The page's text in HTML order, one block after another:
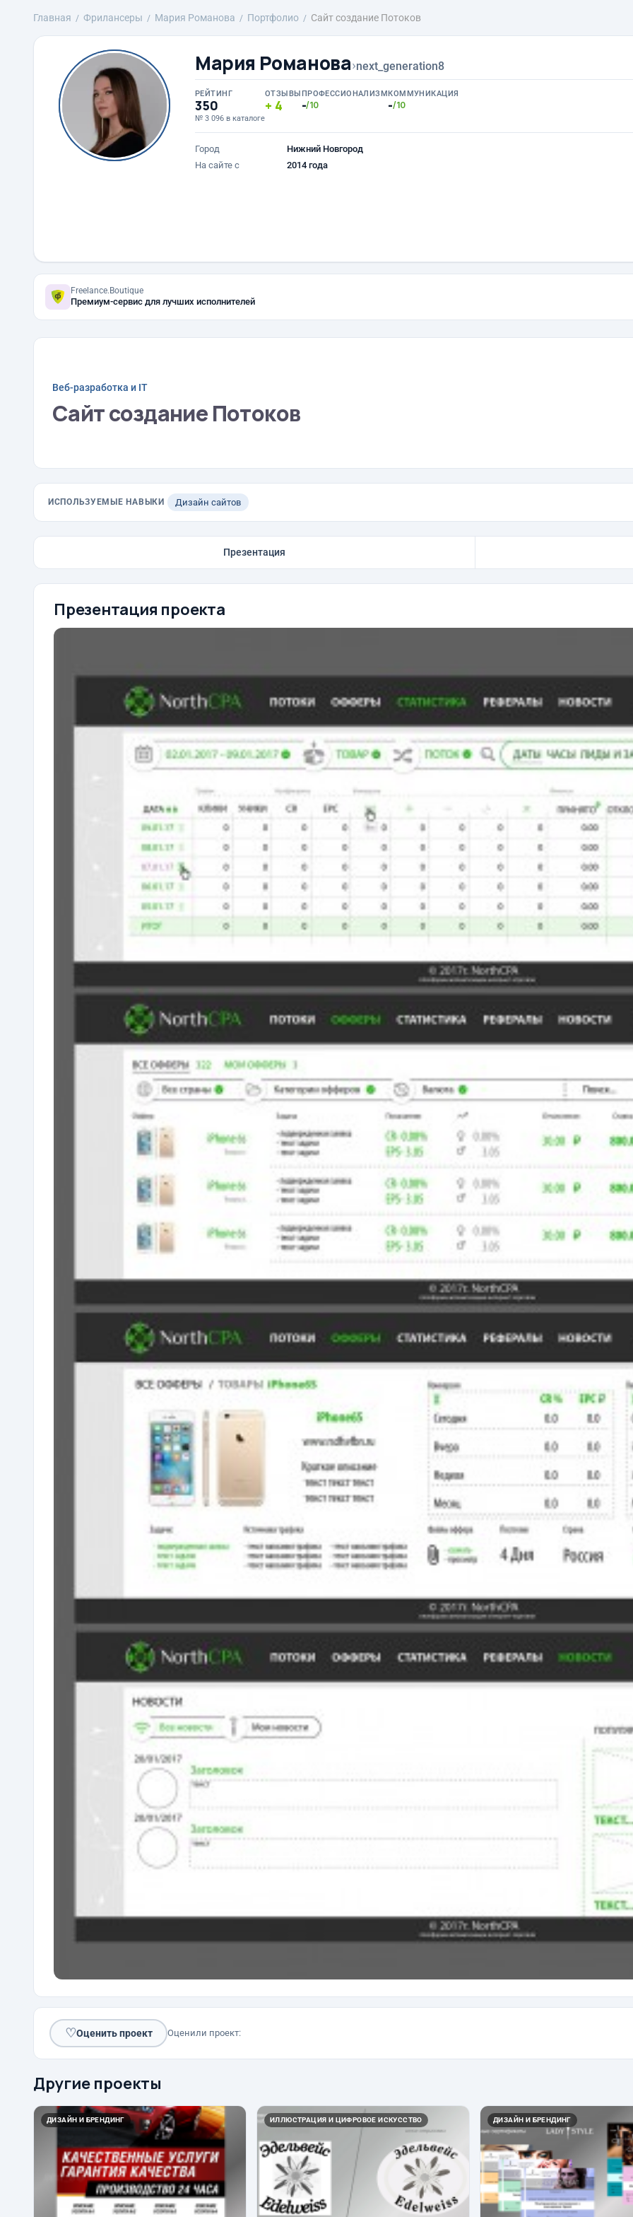
Главная Фрилансеры Мария Романова Портфолио Сайт создание Потоков
Мария Романова›next_generation8
РЕЙТИНГ
350
№ 3 096 в каталоге
ОТЗЫВЫ
4
ПРОФЕССИОНАЛИЗМ
-/10
КОММУНИКАЦИЯ
-/10
Город
Нижний Новгород
На сайте с
2014 года
Freelance.Boutique
Премиум-сервис для лучших исполнителей
Веб-разработка и IT
Сайт создание Потоков
ИСПОЛЬЗУЕМЫЕ НАВЫКИ Дизайн сайтов
Презентация
Презентация проекта
♡Оценить проект Оценили проект:
Другие проекты
ДИЗАЙН И БРЕНДИНГ ИЛЛЮСТРАЦИЯ И ЦИФРОВОЕ ИСКУССТВО ДИЗАЙН И БРЕНДИНГ